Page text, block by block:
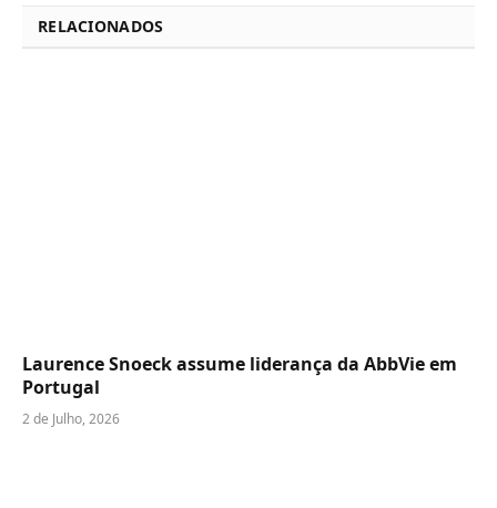
RELACIONADOS
Laurence Snoeck assume liderança da AbbVie em
Portugal
2 de Julho, 2026